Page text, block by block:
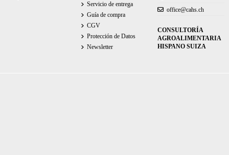
Servicio de entrega
Guía de compra
CGV
Protección de Datos
Newsletter
office@cahs.ch
CONSULTORÍA
AGROALIMENTARIA
HISPANO SUIZA